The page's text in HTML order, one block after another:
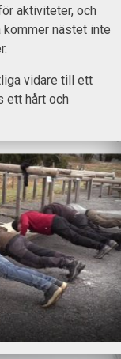
aktiviteter, och
nästet inte
vidare till ett
ett hårt och